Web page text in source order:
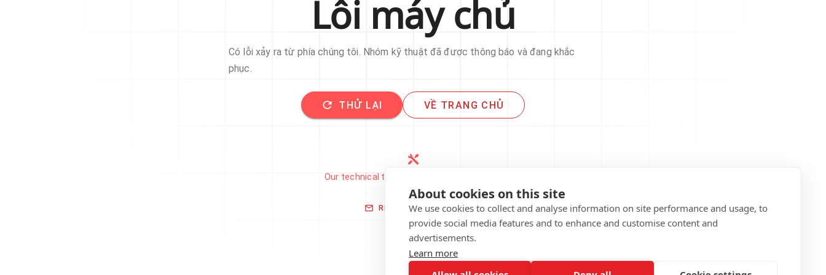
About cookies on this site
We use cookies to collect and analyse information on site performance and usage, to
provide social media features and to enhance and customise content and
advertisements.
Learn more
Lỗi máy chủ
Có lỗi xảy ra từ phía chúng tôi. Nhóm kỹ thuật đã được thông báo và đang khắc
phục.
THỬ LẠI VỀ TRANG CHỦ
Our technical team has been automatically
notified.
REPORT THIS ISSUE